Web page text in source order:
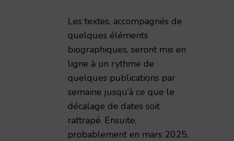
Les textes, accompagnés de
quelques éléments
biographiques, seront mis en
ligne à un rythme de
quelques publications par
semaine jusqu’à ce que le
décalage de dates soit
rattrapé. Ensuite,
probablement en mars 2025,